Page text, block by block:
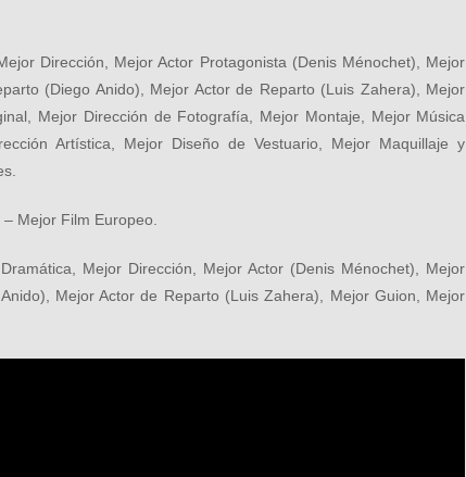
Dirección, Mejor Actor Protagonista (Denis Ménochet), Mejor
(Diego Anido), Mejor Actor de Reparto (Luis Zahera), Mejor
Mejor Dirección de Fotografía, Mejor Montaje, Mejor Música
Artística, Mejor Diseño de Vestuario, Mejor Maquillaje y
Mejor Film Europeo.
Mejor Dirección, Mejor Actor (Denis Ménochet), Mejor
Mejor Actor de Reparto (Luis Zahera), Mejor Guion, Mejor